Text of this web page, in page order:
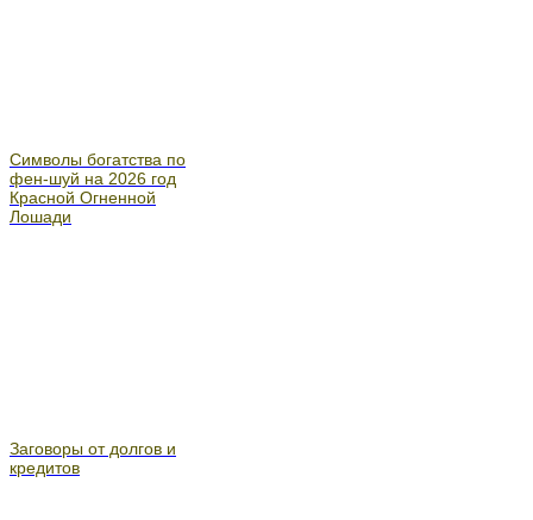
Символы богатства по
фен-шуй на 2026 год
Красной Огненной
Лошади
Заговоры от долгов и
кредитов